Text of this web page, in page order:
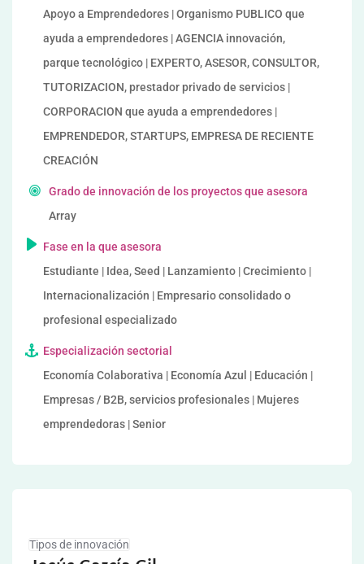
Apoyo a Emprendedores | Organismo PUBLICO que
ayuda a emprendedores | AGENCIA innovación,
parque tecnológico | EXPERTO, ASESOR, CONSULTOR,
TUTORIZACION, prestador privado de servicios |
CORPORACION que ayuda a emprendedores |
EMPRENDEDOR, STARTUPS, EMPRESA DE RECIENTE
CREACIÓN
Grado de innovación de los proyectos que asesora
Array
Fase en la que asesora
Estudiante | Idea, Seed | Lanzamiento | Crecimiento |
Internacionalización | Empresario consolidado o
profesional especializado
Especialización sectorial
Economía Colaborativa | Economía Azul | Educación |
Empresas / B2B, servicios profesionales | Mujeres
emprendedoras | Senior
Tipos de innovación